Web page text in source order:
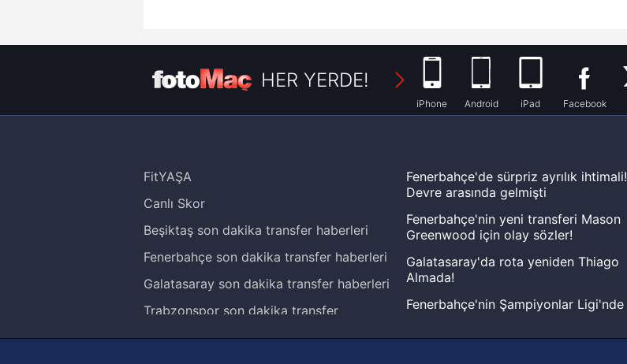
HER YERDE!
iPhone Android iPad Facebook
FitYAŞA
Canlı Skor
Beşiktaş son dakika transfer haberleri
Fenerbahçe son dakika transfer haberleri
Galatasaray son dakika transfer haberleri
Trabzonspor son dakika transfer
Fenerbahçe'de sürpriz ayrılık ihtimali!
Devre arasında gelmişti
Fenerbahçe'nin yeni transferi Mason
Greenwood için olay sözler!
Galatasaray'da rota yeniden Thiago
Almada!
Fenerbahçe'nin Şampiyonlar Ligi'nde
Zabrze'yi elerlerse...